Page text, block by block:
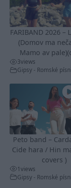
FARIBAND 2026 –
(Domov ma
Mamo av
3views
Gipsy - Romské
Peto band –
Cide hara / Hin
covers )
1views
Gipsy - Romské